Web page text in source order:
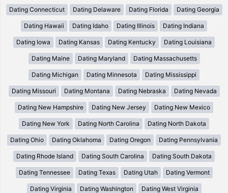
Dating Connecticut Dating Delaware Dating Florida Dating Georgia
Dating Hawaii Dating Idaho Dating Illinois Dating Indiana
Dating Iowa Dating Kansas Dating Kentucky Dating Louisiana
Dating Maine Dating Maryland Dating Massachusetts
Dating Michigan Dating Minnesota Dating Mississippi
Dating Missouri Dating Montana Dating Nebraska Dating Nevada
Dating New Hampshire Dating New Jersey Dating New Mexico
Dating New York Dating North Carolina Dating North Dakota
Dating Ohio Dating Oklahoma Dating Oregon Dating Pennsylvania
Dating Rhode Island Dating South Carolina Dating South Dakota
Dating Tennessee Dating Texas Dating Utah Dating Vermont
Dating Virginia Dating Washington Dating West Virginia